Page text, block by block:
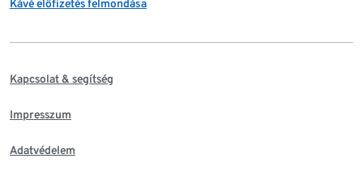
Kávé előfizetés felmondása
Kapcsolat & segítség
Impresszum
Adatvédelem